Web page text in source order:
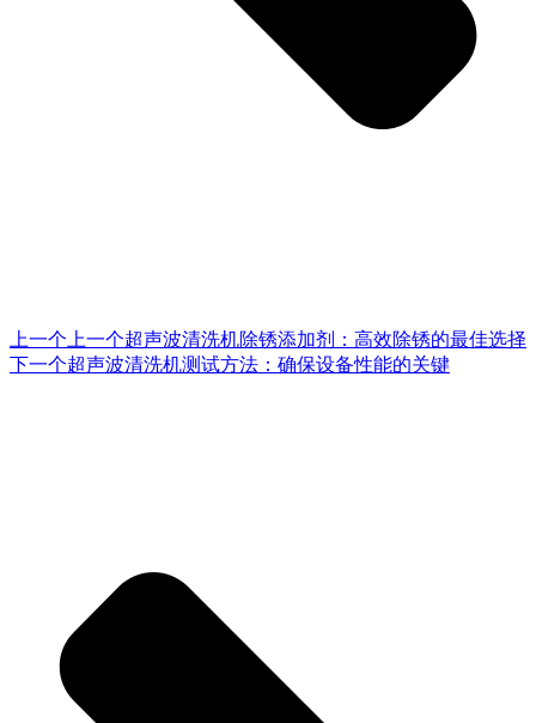
上一个 上一个超声波清洗机除锈添加剂：高效除锈的最佳选择
下一个超声波清洗机测试方法：确保设备性能的关键